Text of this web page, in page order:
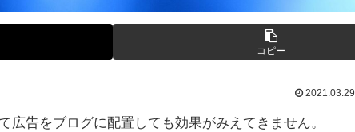
コピー
2021.03.29
広告をブログに配置しても効果がみえてきません。